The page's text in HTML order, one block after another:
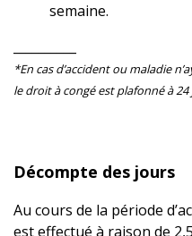
semaine.
*En cas d’accident ou maladie
le droit à congé est plafonné à 24
Décompte des jours
Au cours de la période
est effectué à raison de